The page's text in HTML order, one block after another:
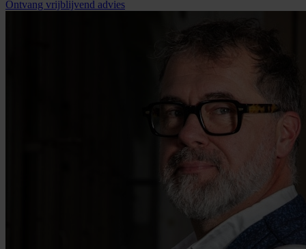
Ontvang vrijblijvend advies